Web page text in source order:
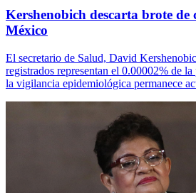
Kershenobich descarta brote de
México
El secretario de Salud, David
registrados representan el 0.00002% de
la vigilancia epidemiológica permanece